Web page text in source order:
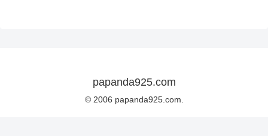
papanda925.com
© 2006 papanda925.com.